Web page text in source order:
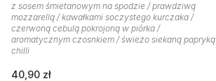
z sosem śmietanowym na spodzie / prawdziwą
mozzarellą / kawałkami soczystego kurczaka /
czerwoną cebulą pokrojoną w piórka /
aromatycznym czosnkiem / świeżo siekaną papryką
chilli
40,90 zł